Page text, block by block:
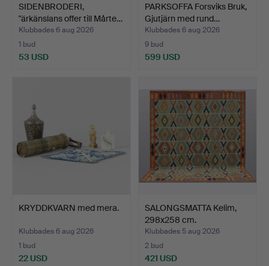
SIDENBRODERI,
"ärkänslans offer till Mårte…
Klubbades 6 aug 2026
1 bud
53 USD
PARKSOFFA Forsviks Bruk,
Gjutjärn med rund…
Klubbades 6 aug 2026
9 bud
599 USD
KRYDDKVARN med mera.
Klubbades 6 aug 2026
1 bud
22 USD
SALONGSMATTA Kelim,
298x258 cm.
Klubbades 5 aug 2026
2 bud
421 USD